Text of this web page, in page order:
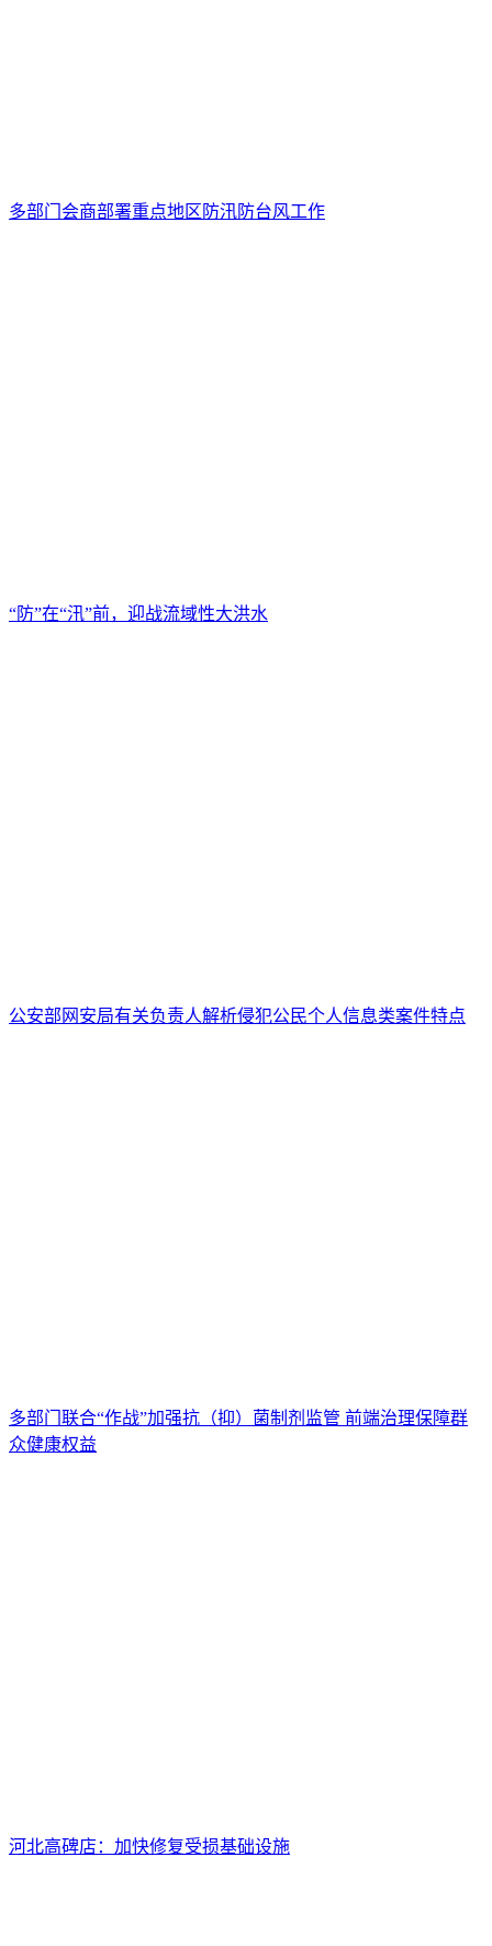
多部门会商部署重点地区防汛防台风工作
“防”在“汛”前，迎战流域性大洪水
公安部网安局有关负责人解析侵犯公民个人信息类案件特点
多部门联合“作战”加强抗（抑）菌制剂监管 前端治理保障群
众健康权益
河北高碑店：加快修复受损基础设施